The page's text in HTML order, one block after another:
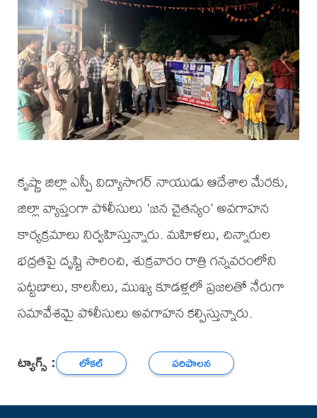
కృష్ణా జిల్లా ఎస్పీ విద్యాసాగర్ నాయుడు ఆదేశాల మేరకు,
జిల్లా వ్యాప్తంగా పోలీసులు 'జన చైతన్యం' అవగాహన
కార్యక్రమాలు నిర్వహిస్తున్నారు. మహిళలు, చిన్నారుల
భద్రతపై దృష్టి సారించి, శుక్రవారం రాత్రి గన్నవరంలోని
పట్టణాలు, కాలనీలు, ముఖ్య కూడళ్లలో ప్రజలతో నేరుగా
సమావేశమై పోలీసులు అవగాహన కల్పిస్తున్నారు.
ట్యాగ్స్ : లోకల్ పరిపాలన